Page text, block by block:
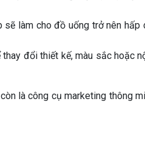
làm cho đồ uống trở nên hấp
đổi thiết kế, màu sắc hoặc
là công cụ marketing thông